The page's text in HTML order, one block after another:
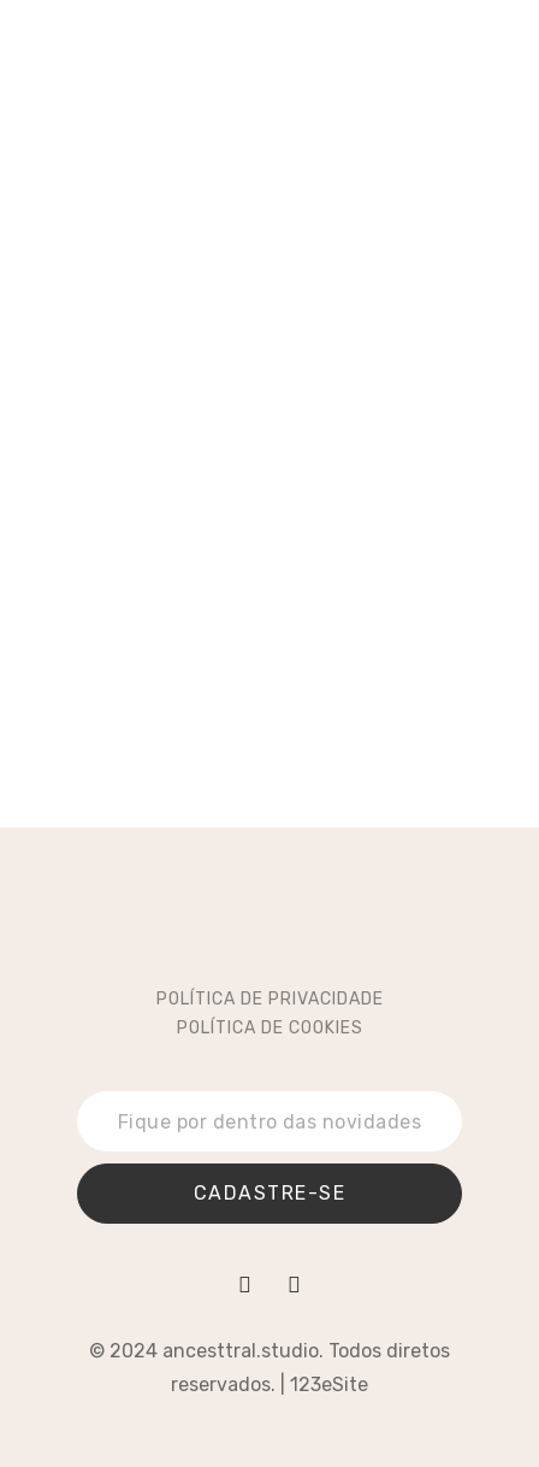
POLÍTICA DE PRIVACIDADE
POLÍTICA DE COOKIES
CADASTRE-SE
© 2024 ancesttral.studio. Todos diretos
reservados. | 123eSite